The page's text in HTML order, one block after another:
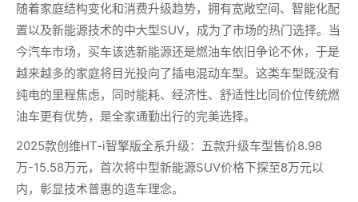
随着家庭结构变化和消费升级趋势，拥有宽敞空间、智能化配
置以及新能源技术的中大型SUV，成为了市场的热门选择。当
今汽车市场，买车该选新能源还是燃油车依旧争论不休，于是
越来越多的家庭将目光投向了插电混动车型。这类车型既没有
纯电的里程焦虑，同时能耗、经济性、舒适性比同价位传统燃
油车更有优势，是全家通勤出行的完美选择。
2025款创维HT-i智擎版全系升级：五款升级车型售价8.98
万-15.58万元，首次将中型新能源SUV价格下探至8万元以
内，彰显技术普惠的造车理念。